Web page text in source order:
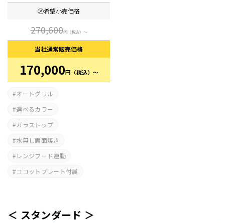
㋱希望小売価格
270,600円（税込）～
当社通常販売価格
170,000円 （税込）～
オートグリル
選べるカラー
ガラストップ
水無し両面焼き
レンジフード連動
ココットプレート付属
スタンダード